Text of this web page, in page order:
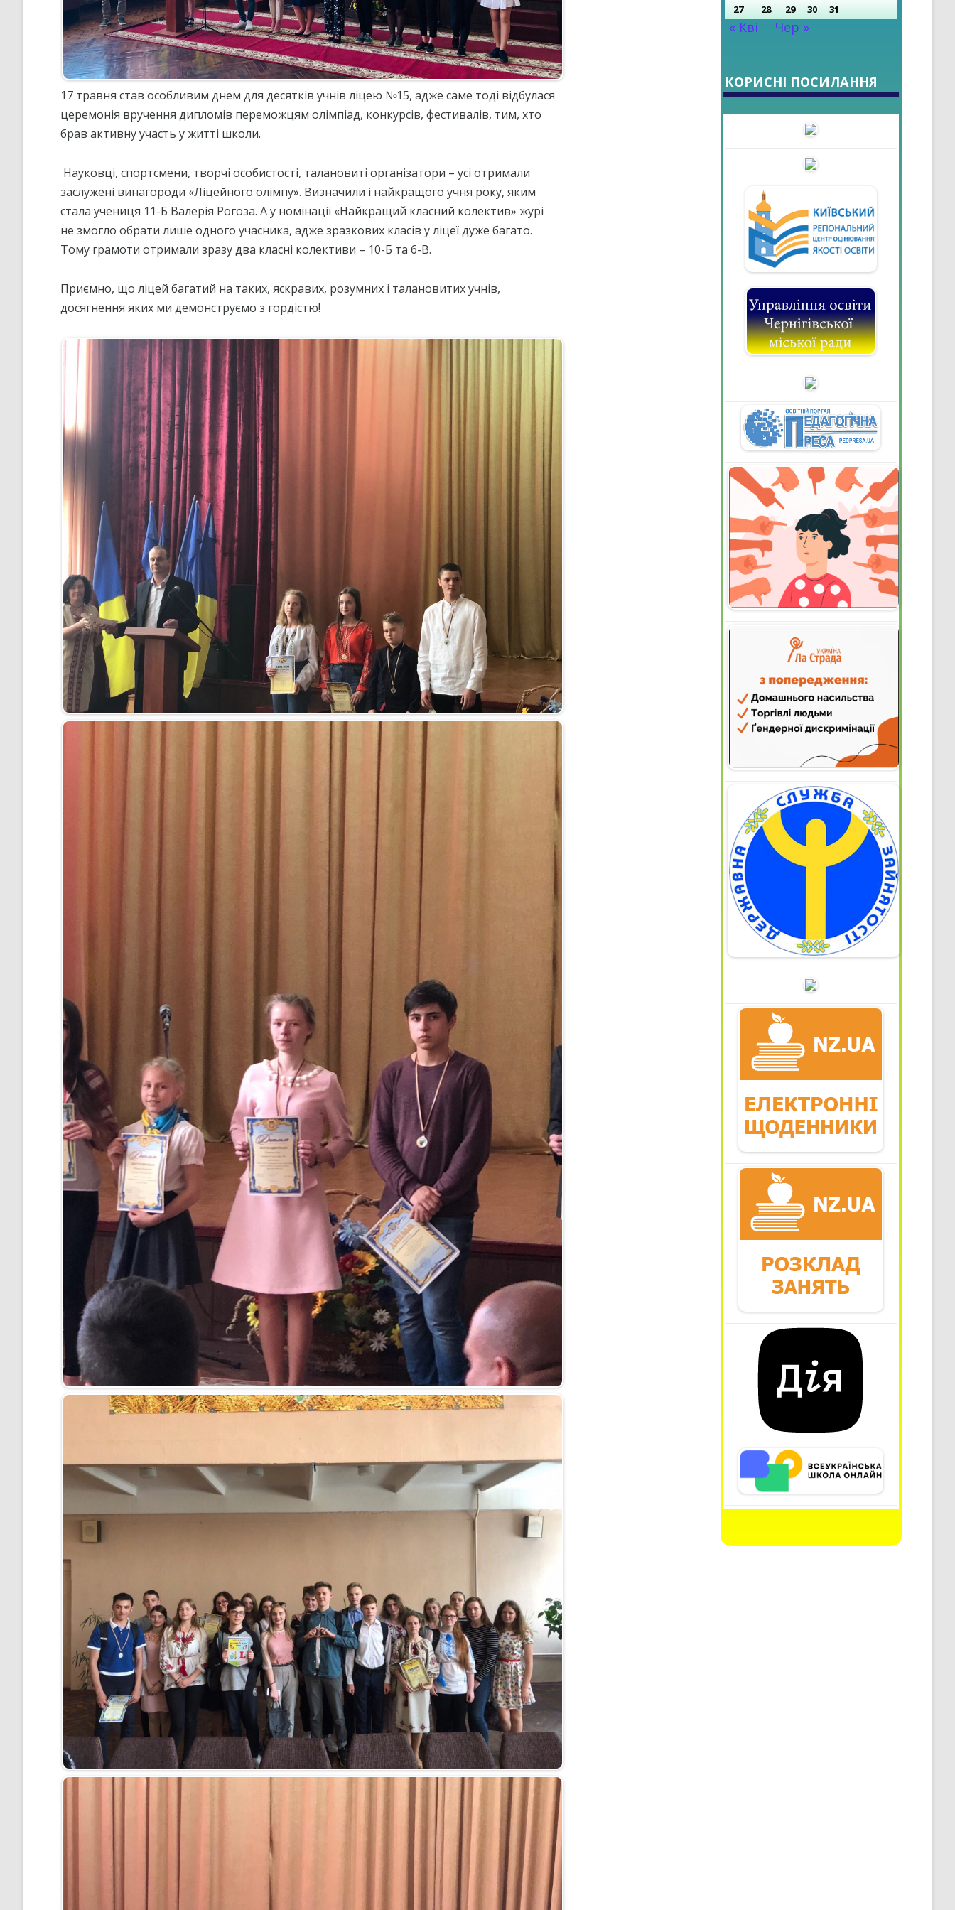
”НА ШЛЯХУ ДО ШКОЛИ ДІЄВОЇ
ДЕМОКРАТІЇ”
ПІДВИЩЕННЯ КВАЛІФІКАЦІЇ
ПЕДАГОГІВ
ПОРЯДОК ЗАРАХУВАННЯ ДО
МІСЦЬ/ІНДИВІДУАЛЬНА ФОРМА
САЙТ ОСВІТНЬОГО
ОМБУДСМЕНА
КУДИ ЗВЕРНУТИСЬ ПО
ДОПОМОГУ?
ПОРАДИ УЧНЯМ ЩОДО
ПРОТИДІЇ БУЛІНГУ
ОРГАНІЗАЦІЇ ТА УСТАНОВИ, ДО
ЯКИХ СЛІД ЗВЕРНУТИСЬ У
ВИПАДКУ НАСИЛЬСТВА
ПОРАДИ ЩОДО БУЛІНГУ ТА
КІБЕРБУЛІНГУ
ЯК ВРЯТУВАТИ ДИТИНУ ВІД
КОМП’ЮТЕРНОЇ ЗАЛЕЖНОСТІ
17 травня став особливим днем для десятків учнів ліцею №15, адже саме тоді відбулася
церемонія вручення дипломів переможцям олімпіад, конкурсів, фестивалів, тим, хто
брав активну участь у житті школи.
Науковці, спортсмени, творчі особистості, талановиті організатори – усі отримали
заслужені винагороди «Ліцейного олімпу». Визначили і найкращого учня року, яким
стала учениця 11-Б Валерія Рогоза. А у номінації «Найкращий класний колектив» журі
не змогло обрати лише одного учасника, адже зразкових класів у ліцеї дуже багато.
Тому грамоти отримали зразу два класні колективи – 10-Б та 6-В.
Приємно, що ліцей багатий на таких, яскравих, розумних і талановитих учнів,
досягнення яких ми демонструємо з гордістю!
27
28 29 30 31
« Кві Чер »
КОРИСНІ ПОСИЛАННЯ